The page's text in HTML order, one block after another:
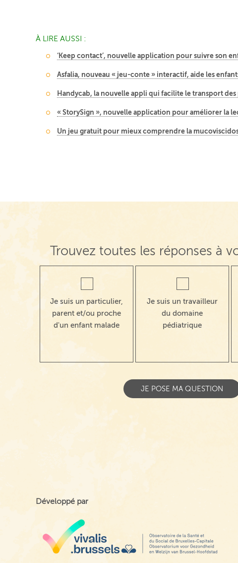
À LIRE AUSSI :
‘Keep contact’, nouvelle application pour suivre son
Asfalia, nouveau « jeu-conte » interactif, aide les
Handycab, la nouvelle appli qui facilite le transport
« StorySign », nouvelle application pour améliorer la
Un jeu gratuit pour mieux comprendre la
Trouvez toutes les réponses à
Je suis un particulier,
parent et/ou proche
d'un enfant malade
Je suis un travailleur
du domaine
pédiatrique
Développé par